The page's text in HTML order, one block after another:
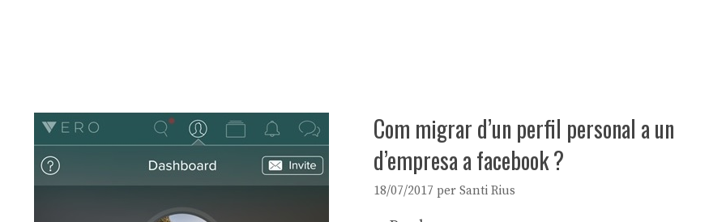
Com migrar d’un perfil personal a un
d’empresa a facebook ?
18/07/2017 per Santi Rius